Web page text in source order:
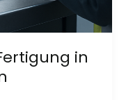
in